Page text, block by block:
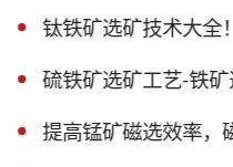
钛铁矿选矿技术大全！
硫铁矿选矿工艺-铁
提高锰矿磁选效率，